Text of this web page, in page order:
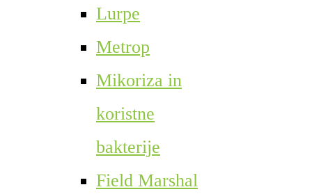
Lurpe
Metrop
Mikoriza in
koristne
bakterije
Field Marshal